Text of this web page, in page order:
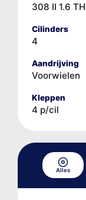
308 II 1.6
Cilinders
4
Aandrijving
Voorwielen
Kleppen
4 p/cil
Alles